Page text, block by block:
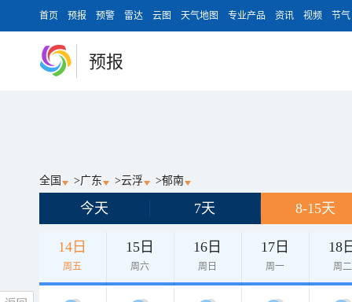
首页 预报 预警 雷达 云图 天气地图 专业产品 资讯 视频 节气
预报
全国 >广东 >云浮 >郁南
今天 7天 8-15天
14日
周五
15日
周六
16日
周日
17日
周一
18
周二